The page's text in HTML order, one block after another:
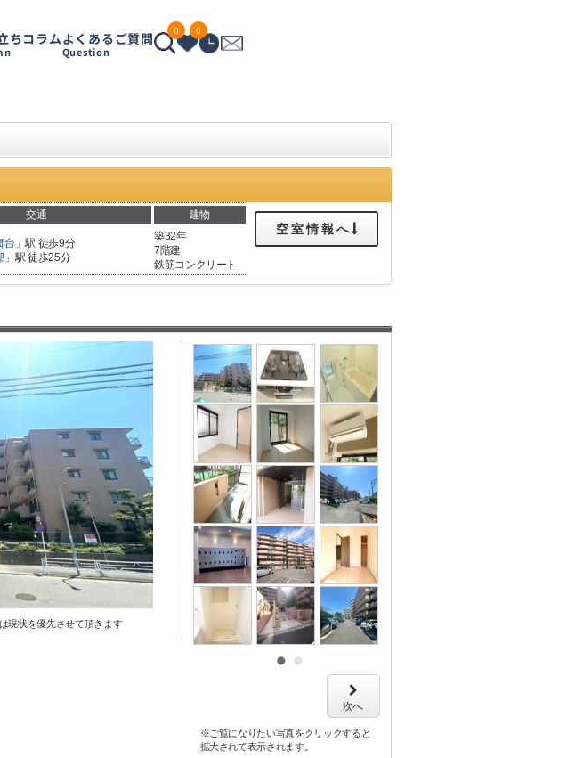
ちコラムよくあるご質問
Question
0 0
交通 建物
台 」駅 徒歩9分
」駅 徒歩25分
築32年
7階建
鉄筋コンクリート
空室情報へ
現状を優先させて頂きます
次へ
※ご覧になりたい写真をクリックすると
拡大されて表示されます。